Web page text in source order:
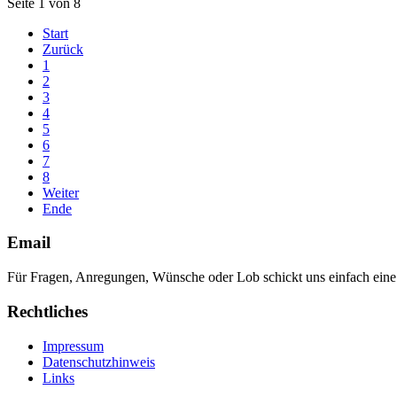
Start
Zurück
1
2
3
4
5
6
7
8
Weiter
Ende
Email
Für Fragen, Anregungen, Wünsche oder Lob schickt uns einfach eine
Rechtliches
Impressum
Datenschutzhinweis
Links